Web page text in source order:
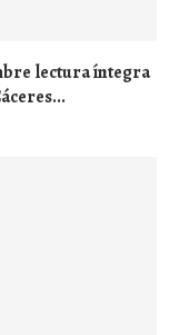
lectura íntegra